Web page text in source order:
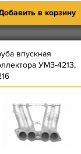
в корзину
впускная
УМЗ-4213,